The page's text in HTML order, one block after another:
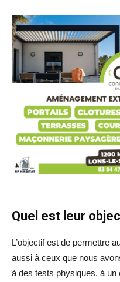
Quel est leur
L’objectif est de permettre
aussi à ceux que nous
à des tests physiques, à un